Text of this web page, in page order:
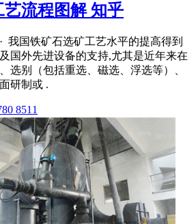
流程图解 知乎
我国铁矿石选矿工艺水平的提高得到
国外先进设备的支持,尤其是近年来在
选别（包括重选、磁选、浮选等）、
研制或 .
8511